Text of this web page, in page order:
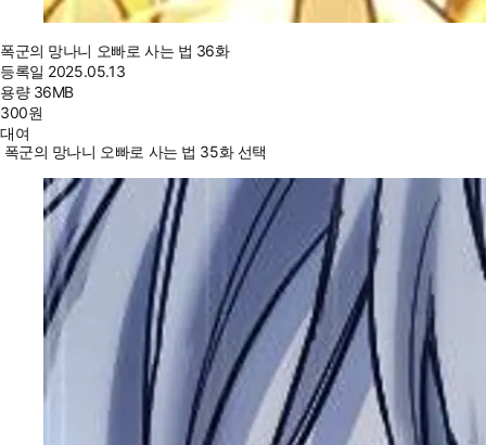
폭군의 망나니 오빠로 사는 법 36화
등록일 2025.05.13
용량 36MB
300원
대여
폭군의 망나니 오빠로 사는 법 35화 선택